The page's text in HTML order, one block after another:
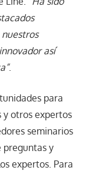
así
.
para
y otros expertos
seminarios
preguntas y
expertos. Para